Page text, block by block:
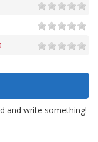
and write something!